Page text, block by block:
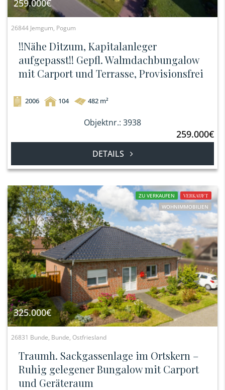
259.000€
26844 Jemgum, Pogum
!!Nähe Ditzum, Kapitalanleger
aufgepasst!! Gepfl. Walmdachbungalow
mit Carport und Terrasse, Provisionsfrei
2006 104 482 m²
Objektnr.: 3938
259.000€
DETAILS
ZU VERKAUFEN
VERKAUFT
WOHNIMMOBILIEN
325.000€
26831 Bunde, Bunde, Ostfriesland
Traumh. Sackgassenlage im Ortskern –
Ruhig gelegener Bungalow mit Carport
und Geräteraum